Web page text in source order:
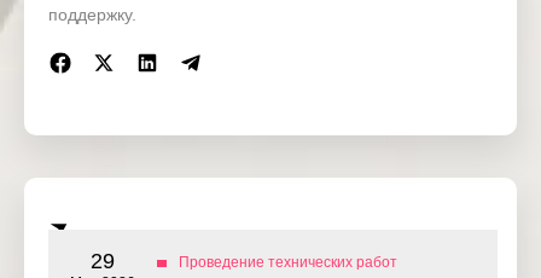
поддержку.
29
Проведение технических работ